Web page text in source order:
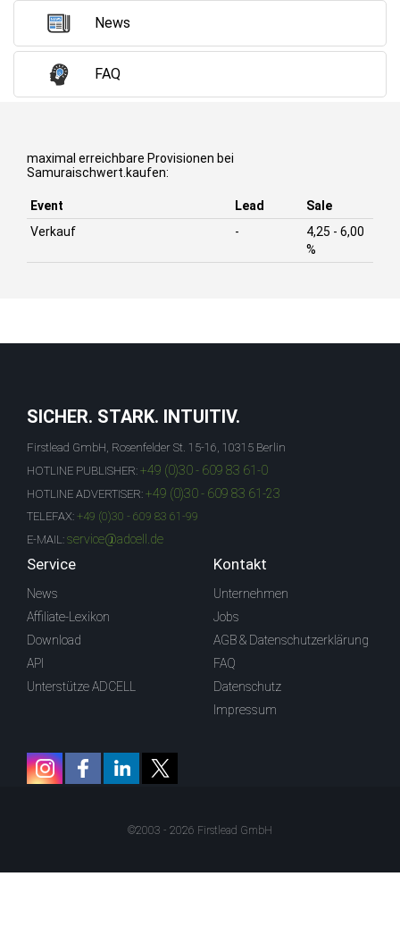
News
FAQ
maximal erreichbare Provisionen bei
Samuraischwert.kaufen:
Event Lead
Sale
Verkauf
-
4,25 - 6,00
%
SICHER. STARK. INTUITIV.
Firstlead GmbH, Rosenfelder St. 15-16, 10315 Berlin
HOTLINE PUBLISHER: +49 (0)30 - 609 83 61-0
HOTLINE ADVERTISER: +49 (0)30 - 609 83 61-23
TELEFAX: +49 (0)30 - 609 83 61-99
E-MAIL: service@adcell.de
Service
News
Affiliate-Lexikon
Download
API
Unterstütze ADCELL
Kontakt
Unternehmen
Jobs
AGB & Datenschutzerklärung
FAQ
Datenschutz
Impressum
©2003 - 2026 Firstlead GmbH